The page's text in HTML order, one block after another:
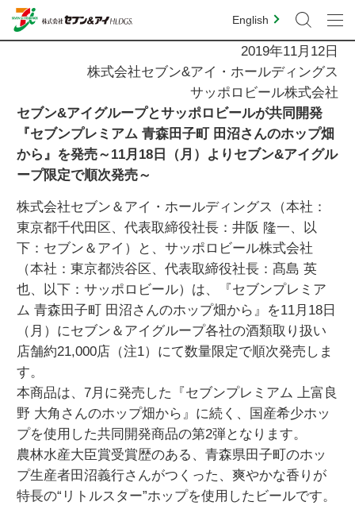
English
2019年11月12日
株式会社セブン&アイ・ホールディングス
サッポロビール株式会社
セブン&アイグループとサッポロビールが共同開発
『セブンプレミアム 青森田子町 田沼さんのホップ畑
から』を発売～11月18日（月）よりセブン&アイグル
ープ限定で順次発売～
株式会社セブン＆アイ・ホールディングス（本社：
東京都千代田区、代表取締役社長：井阪 隆一、以
下：セブン＆アイ）と、サッポロビール株式会社
（本社：東京都渋谷区、代表取締役社長：髙島 英
也、以下：サッポロビール）は、『セブンプレミア
ム 青森田子町 田沼さんのホップ畑から』を11月18日
（月）にセブン＆アイグループ各社の酒類取り扱い
店舗約21,000店（注1）にて数量限定で順次発売しま
す。
本商品は、7月に発売した『セブンプレミアム 上富良
野 大角さんのホップ畑から』に続く、国産希少ホッ
プを使用した共同開発商品の第2弾となります。
農林水産大臣賞受賞歴のある、青森県田子町のホッ
プ生産者田沼義行さんがつくった、爽やかな香りが
特長の“リトルスター”ホップを使用したビールです。